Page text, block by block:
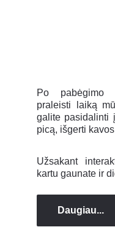
Po pabėgimo
praleisti laiką
galite pasidalinti
picą, išgerti
Užsakant
kartu gaunate ir
Daugiau...